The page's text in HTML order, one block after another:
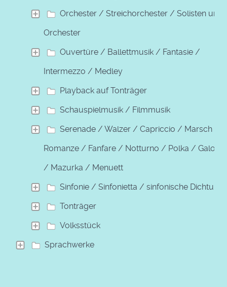
Orchester / Streichorchester / Solisten und
Orchester
Ouvertüre / Ballettmusik / Fantasie /
Intermezzo / Medley
Playback auf Tonträger
Schauspielmusik / Filmmusik
Serenade / Walzer / Capriccio / Marsch /
Romanze / Fanfare / Notturno / Polka / Galopp
/ Mazurka / Menuett
Sinfonie / Sinfonietta / sinfonische Dichtung
Tonträger
Volksstück
Sprachwerke